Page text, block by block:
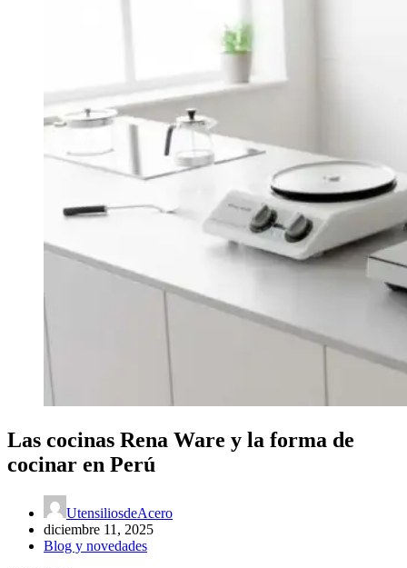
Las cocinas Rena Ware y la forma de
cocinar en Perú
UtensiliosdeAcero
diciembre 11, 2025
Blog y novedades